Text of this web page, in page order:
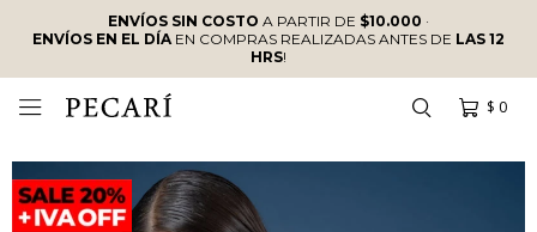
ENVÍOS SIN COSTO A PARTIR DE $10.000 ·
ENVÍOS EN EL DÍAEN COMPRAS REALIZADAS ANTES DE LAS 12
HRS!
$ 0
